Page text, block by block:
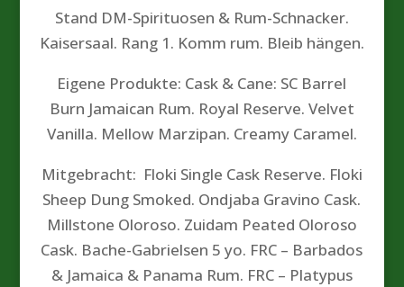
Stand DM-Spirituosen & Rum-Schnacker.
Kaisersaal. Rang 1. Komm rum. Bleib hängen.
Eigene Produkte: Cask & Cane: SC Barrel
Burn Jamaican Rum. Royal Reserve. Velvet
Vanilla. Mellow Marzipan. Creamy Caramel.
Mitgebracht: Floki Single Cask Reserve. Floki
Sheep Dung Smoked. Ondjaba Gravino Cask.
Millstone Oloroso. Zuidam Peated Oloroso
Cask. Bache-Gabrielsen 5 yo. FRC – Barbados
& Jamaica & Panama Rum. FRC – Platypus